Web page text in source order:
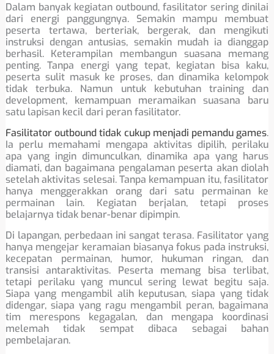
Dalam banyak kegiatan outbound, fasilitator sering dinilai
dari energi panggungnya. Semakin mampu membuat
peserta tertawa, berteriak, bergerak, dan mengikuti
instruksi dengan antusias, semakin mudah ia dianggap
berhasil. Keterampilan membangun suasana memang
penting. Tanpa energi yang tepat, kegiatan bisa kaku,
peserta sulit masuk ke proses, dan dinamika kelompok
tidak terbuka. Namun untuk kebutuhan training dan
development, kemampuan meramaikan suasana baru
satu lapisan kecil dari peran fasilitator.
Fasilitator outbound tidak cukup menjadi pemandu games.
Ia perlu memahami mengapa aktivitas dipilih, perilaku
apa yang ingin dimunculkan, dinamika apa yang harus
diamati, dan bagaimana pengalaman peserta akan diolah
setelah aktivitas selesai. Tanpa kemampuan itu, fasilitator
hanya menggerakkan orang dari satu permainan ke
permainan lain. Kegiatan berjalan, tetapi proses
belajarnya tidak benar-benar dipimpin.
Di lapangan, perbedaan ini sangat terasa. Fasilitator yang
hanya mengejar keramaian biasanya fokus pada instruksi,
kecepatan permainan, humor, hukuman ringan, dan
transisi antaraktivitas. Peserta memang bisa terlibat,
tetapi perilaku yang muncul sering lewat begitu saja.
Siapa yang mengambil alih keputusan, siapa yang tidak
didengar, siapa yang ragu mengambil peran, bagaimana
tim merespons kegagalan, dan mengapa koordinasi
melemah tidak sempat dibaca sebagai bahan
pembelajaran.